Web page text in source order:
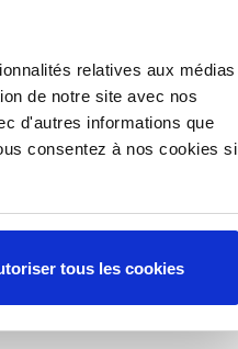
relatives aux médias
de notre site avec nos
d'autres informations que
consentez à nos cookies si
tous les cookies